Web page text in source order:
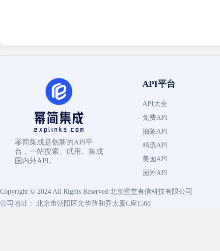
幂简集成是创新的API平
台，一站搜索、试用、集成
国内外API。
API平台
API大全
免费API
抽象API
精选API
美国API
国外API
Copyright © 2024 All Rights Reserved 北京蜜堂有信科技有限公司
公司地址： 北京市朝阳区光华路和乔大厦C座1508